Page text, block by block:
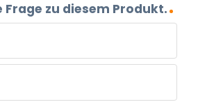
Frage zu diesem Produkt.